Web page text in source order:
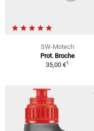
SW-Motech
Prot. Broche
35,00 €1